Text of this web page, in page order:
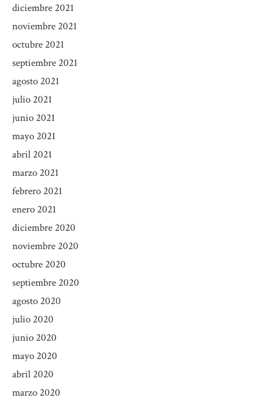
diciembre 2021
noviembre 2021
octubre 2021
septiembre 2021
agosto 2021
julio 2021
junio 2021
mayo 2021
abril 2021
marzo 2021
febrero 2021
enero 2021
diciembre 2020
noviembre 2020
octubre 2020
septiembre 2020
agosto 2020
julio 2020
junio 2020
mayo 2020
abril 2020
marzo 2020